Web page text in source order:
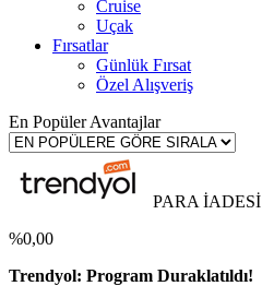
Cruise
Uçak
Fırsatlar
Günlük Fırsat
Özel Alışveriş
En Popüler Avantajlar
PARA İADESİ
%0,00
Trendyol: Program Duraklatıldı!